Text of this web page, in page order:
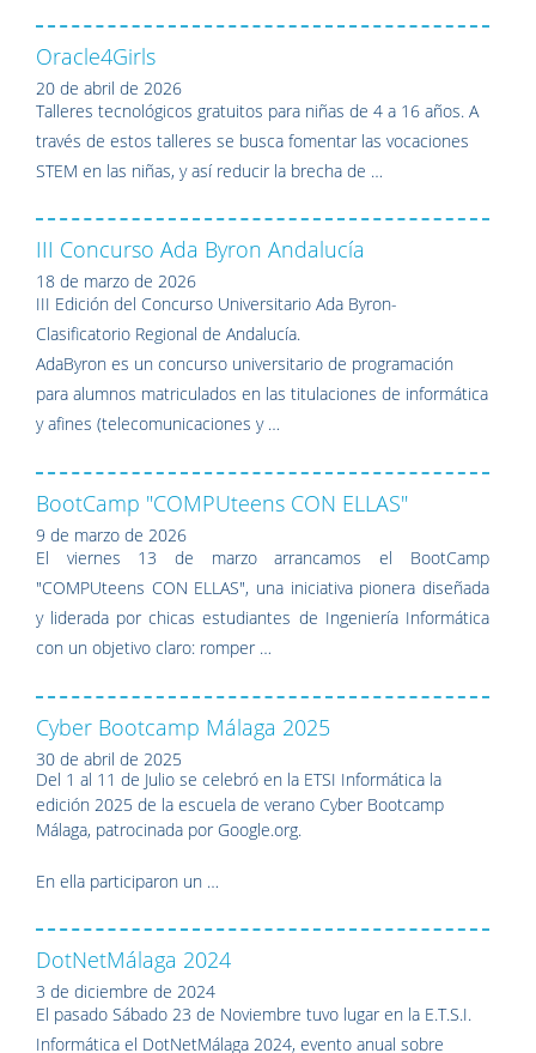
Oracle4Girls
20 de abril de 2026
Talleres tecnológicos gratuitos para niñas de 4 a 16 años. A
través de estos talleres se busca fomentar las vocaciones
STEM en las niñas, y así reducir la brecha de …
III Concurso Ada Byron Andalucía
18 de marzo de 2026
III Edición del Concurso Universitario Ada Byron-
Clasificatorio Regional de Andalucía.
AdaByron es un concurso universitario de programación
para alumnos matriculados en las titulaciones de informática
y afines (telecomunicaciones y …
BootCamp "COMPUteens CON ELLAS"
9 de marzo de 2026
El viernes 13 de marzo arrancamos el BootCamp
"COMPUteens CON ELLAS", una iniciativa pionera diseñada
y liderada por chicas estudiantes de Ingeniería Informática
con un objetivo claro: romper …
Cyber Bootcamp Málaga 2025
30 de abril de 2025
Del 1 al 11 de Julio se celebró en la ETSI Informática la
edición 2025 de la escuela de verano Cyber Bootcamp
Málaga, patrocinada por Google.org.
En ella participaron un …
DotNetMálaga 2024
3 de diciembre de 2024
El pasado Sábado 23 de Noviembre tuvo lugar en la E.T.S.I.
Informática el DotNetMálaga 2024, evento anual sobre